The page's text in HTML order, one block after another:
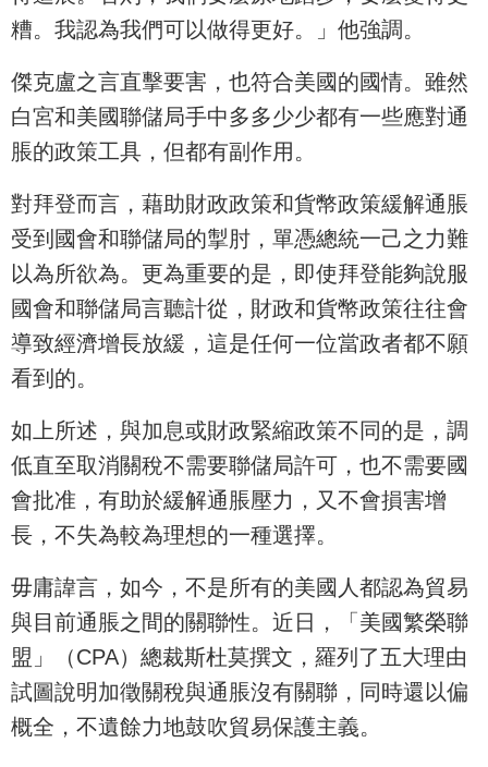
糟。我認為我們可以做得更好。」他強調。
傑克盧之言直擊要害，也符合美國的國情。雖然
白宮和美國聯儲局手中多多少少都有一些應對通
脹的政策工具，但都有副作用。
對拜登而言，藉助財政政策和貨幣政策緩解通脹
受到國會和聯儲局的掣肘，單憑總統一己之力難
以為所欲為。更為重要的是，即使拜登能夠說服
國會和聯儲局言聽計從，財政和貨幣政策往往會
導致經濟增長放緩，這是任何一位當政者都不願
看到的。
如上所述，與加息或財政緊縮政策不同的是，調
低直至取消關稅不需要聯儲局許可，也不需要國
會批准，有助於緩解通脹壓力，又不會損害增
長，不失為較為理想的一種選擇。
毋庸諱言，如今，不是所有的美國人都認為貿易
與目前通脹之間的關聯性。近日，「美國繁榮聯
盟」（CPA）總裁斯杜莫撰文，羅列了五大理由
試圖說明加徵關稅與通脹沒有關聯，同時還以偏
概全，不遺餘力地鼓吹貿易保護主義。